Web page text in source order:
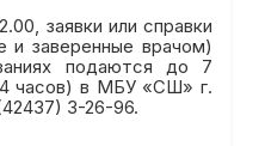
заявки или справки
и заверенные врачом)
подаются до 7
часов) в МБУ «СШ» г.
3-26-96.